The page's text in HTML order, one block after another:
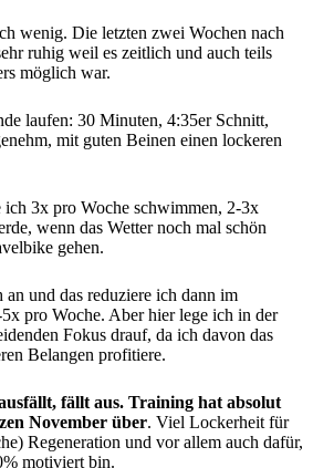
wenig. Die letzten zwei Wochen nach
ruhig weil es zeitlich und auch teils
möglich war.
laufen: 30 Minuten, 4:35er Schnitt,
mit guten Beinen einen lockeren
ich 3x pro Woche schwimmen, 2-3x
wenn das Wetter noch mal schön
gehen.
und das reduziere ich dann im
pro Woche. Aber hier lege ich in der
Fokus drauf, da ich davon das
Belangen profitiere.
fällt aus. Training hat absolut
November über. Viel Lockerheit für
Regeneration und vor allem auch dafür,
motiviert bin.